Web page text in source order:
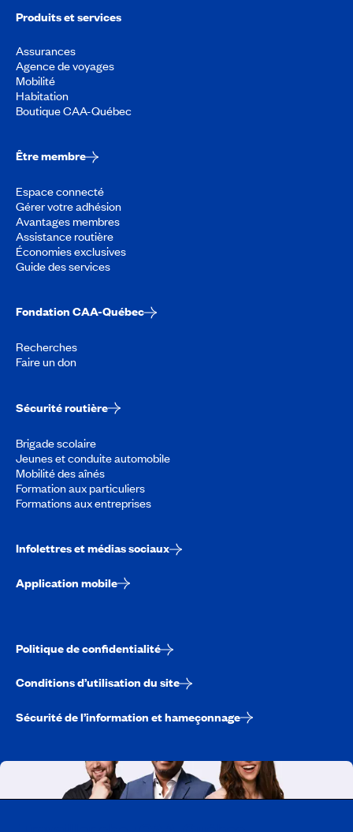
Produits et services
Assurances
Agence de voyages
Mobilité
Habitation
Boutique CAA-Québec
Être membre
Espace connecté
Gérer votre adhésion
Avantages membres
Assistance routière
Économies exclusives
Guide des services
Fondation CAA-Québec
Recherches
Faire un don
Sécurité routière
Brigade scolaire
Jeunes et conduite automobile
Mobilité des aînés
Formation aux particuliers
Formations aux entreprises
Infolettres et médias sociaux
Application mobile
Politique de confidentialité
Conditions d’utilisation du site
Sécurité de l’information et hameçonnage